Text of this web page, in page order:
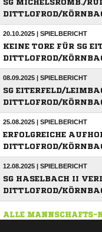
SG MICHELSROMB./
DITTLOFROD/
20.10.2025 | SPIELBERICHT
KEINE TORE FÜR SG
DITTLOFROD/
08.09.2025 | SPIELBERICHT
SG EITERFELD/
DITTLOFROD/
25.08.2025 | SPIELBERICHT
ERFOLGREICHE
DITTLOFROD/
12.08.2025 | SPIELBERICHT
SG HASELBACH II
DITTLOFROD/
ALLE MANNSCHAFTS-